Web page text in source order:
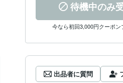
待機中のみ
今なら初回3,000円クーポン
出品者に質問